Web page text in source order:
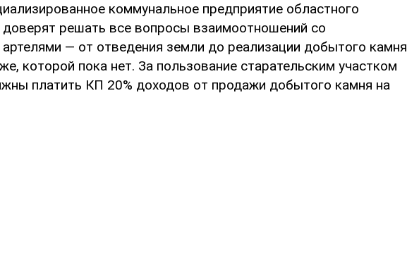
коммунальное предприятие областного
доверят решать все вопросы взаимоотношений со
артелями — от отведения земли до реализации добытого камня
которой пока нет. За пользование старательским участком
платить КП 20% доходов от продажи добытого камня на